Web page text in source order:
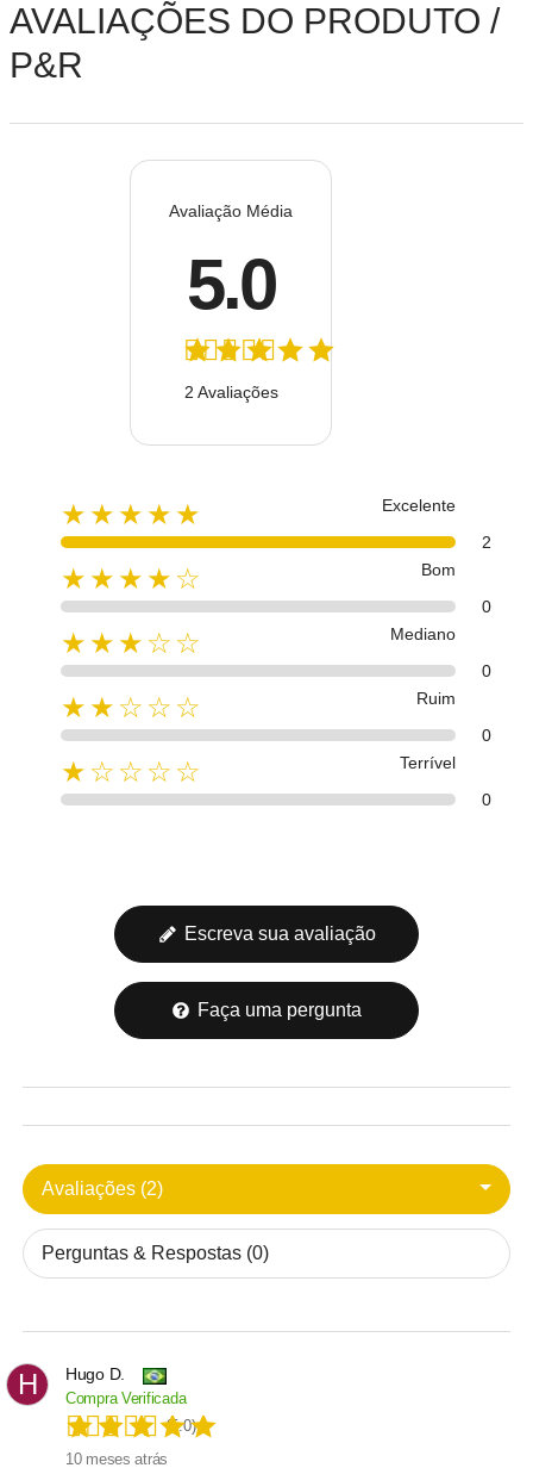
AVALIAÇÕES DO PRODUTO /
P&R
Avaliação Média
5.0
2 Avaliações
★★★★★
Excelente
2
★★★★☆
Bom
0
★★★☆☆
Mediano
0
★★☆☆☆
Ruim
0
★☆☆☆☆
Terrível
0
Escreva sua avaliação
Faça uma pergunta
Avaliações (2)
Perguntas & Respostas (0)
H Hugo D.
Compra Verificada
(5.0)
10 meses atrás